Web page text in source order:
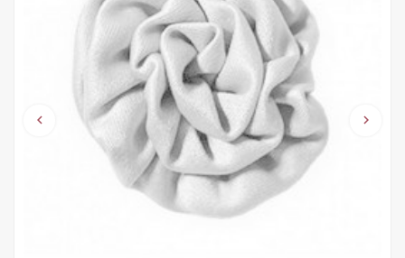
keyboard_arrow_left keyboard_arrow_right